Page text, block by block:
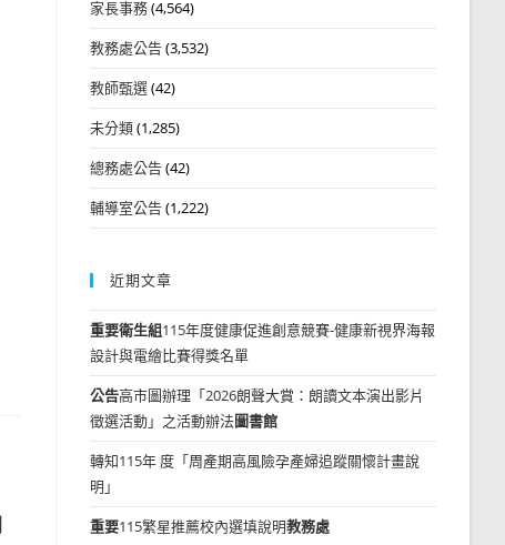
家長事務(4,564)
教務處公告(3,532)
教師甄選(42)
未分類(1,285)
總務處公告(42)
輔導室公告(1,222)
近期文章
重要衛生組115年度健康促進創意競賽-健康新視界海報
設計與電繪比賽得獎名單
公告高市圖辦理「2026朗聲大賞：朗讀文本演出影片
徵選活動」之活動辦法圖書館
轉知115年 度「周產期高風險孕產婦追蹤關懷計畫說
明」
重要115繁星推薦校內選填說明教務處